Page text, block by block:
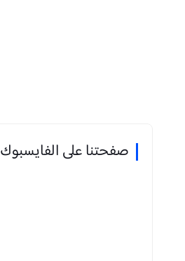
صفحتنا على الفايسبوك